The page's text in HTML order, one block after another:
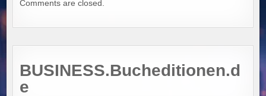
Comments are closed.
BUSINESS.Bucheditionen.d
e